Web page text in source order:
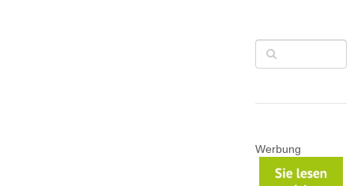
Werbung